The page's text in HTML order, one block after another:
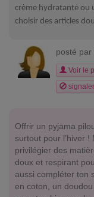
crème hydratante ou
choisir des articles
posté par
Voir le
Offrir un pyjama
surtout pour l’hiver
privilégier des
doux et respirant
aussi compléter ton
en coton, un